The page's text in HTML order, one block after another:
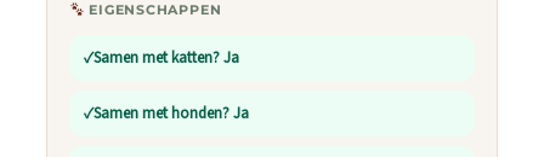
EIGENSCHAPPEN
✓Samen met katten?Ja
✓Samen met honden?Ja